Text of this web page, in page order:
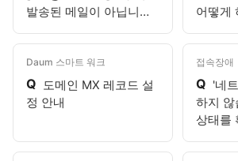
발송된 메일이 아닙니다.
으니 유의해주세요."라고
표시되어요.
어떻게
Daum 스마트 워크
Q 도메인 MX 레코드 설
정 안내
접속장애
Q '네
하지 않
상태를